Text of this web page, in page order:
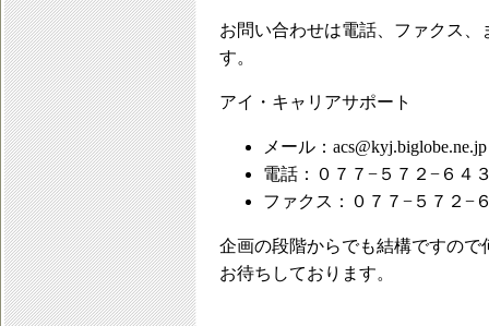
お問い合わせは電話、ファクス
す。
アイ・キャリアサポート
メール：acs@kyj.biglobe.ne.jp
電話：０７７−５７２−６４
ファクス：０７７−５７２−
企画の段階からでも結構ですの
お待ちしております。